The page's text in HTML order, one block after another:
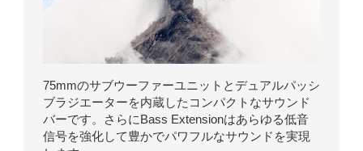
75mmのサブウーファーユニットとデュアルパッシ
ブラジエーターを内蔵したコンパクトなサウンド
バーです。さらにBass Extensionはあらゆる低音
信号を強化して豊かでパワフルなサウンドを実現